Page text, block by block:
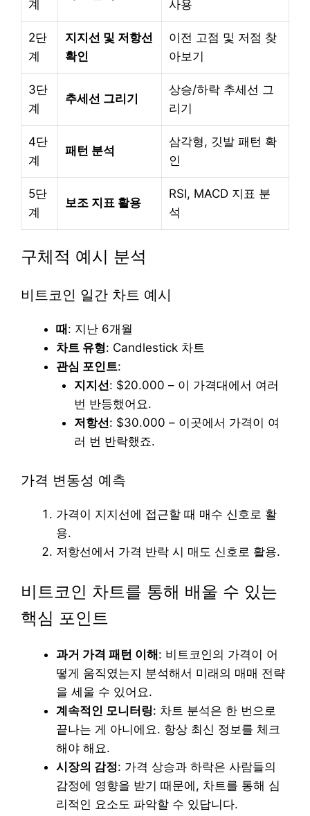
계 사용
2단
계
지지선 및 저항선
확인
이전 고점 및 저점 찾
아보기
3단
계
추세선 그리기
상승/하락 추세선 그
리기
4단
계
패턴 분석
삼각형, 깃발 패턴 확
인
5단
계
보조 지표 활용
RSI, MACD 지표 분
석
구체적 예시 분석
비트코인 일간 차트 예시
때 : 지난 6개월
차트 유형: Candlestick 차트
관심 포인트:
지지선: $20.000 – 이 가격대에서 여러
번 반등했어요.
저항선: $30.000 – 이곳에서 가격이 여
러 번 반락했죠.
가격 변동성 예측
가격이 지지선에 접근할 때 매수 신호로 활
용.
저항선에서 가격 반락 시 매도 신호로 활용.
비트코인 차트를 통해 배울 수 있는
핵심 포인트
과거 가격 패턴 이해 : 비트코인의 가격이 어
떻게 움직였는지 분석해서 미래의 매매 전략
을 세울 수 있어요.
계속적인 모니터링: 차트 분석은 한 번으로
끝나는 게 아니에요. 항상 최신 정보를 체크
해야 해요.
시장의 감정: 가격 상승과 하락은 사람들의
감정에 영향을 받기 때문에, 차트를 통해 심
리적인 요소도 파악할 수 있답니다.